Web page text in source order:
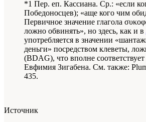
*1 Пер. еп. Кассиана. Ср.: «если
Победоносцев); «аще кого чим
Первичное значение глагола
ложно обвинять», но здесь, как и в
употребляется в значении
деньги» посредством клеветы,
(BDAG), что вполне
Евфимия Зигабена. См. также:
435.
Источник